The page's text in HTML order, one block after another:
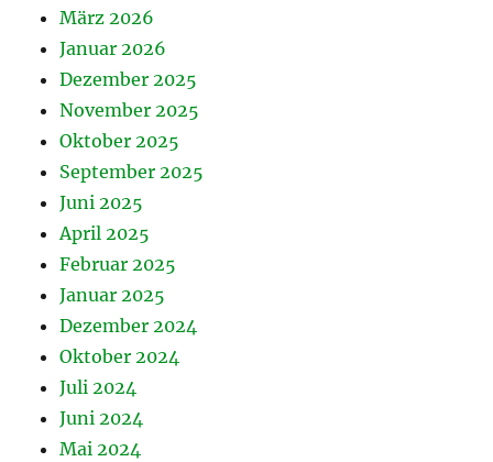
März 2026
Januar 2026
Dezember 2025
November 2025
Oktober 2025
September 2025
Juni 2025
April 2025
Februar 2025
Januar 2025
Dezember 2024
Oktober 2024
Juli 2024
Juni 2024
Mai 2024